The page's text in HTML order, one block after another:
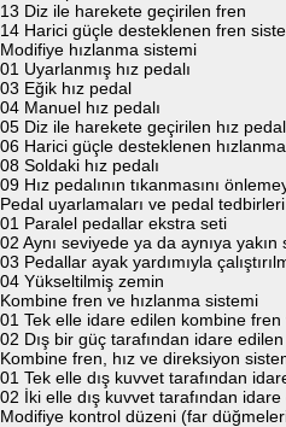
13 Diz ile harekete geçirilen fren
14 Harici güçle desteklenen fren
Modifiye hızlanma sistemi
01 Uyarlanmış hız pedalı
03 Eğik hız pedal
04 Manuel hız pedalı
05 Diz ile harekete geçirilen hız
06 Harici güçle desteklenen
08 Soldaki hız pedalı
09 Hız pedalının tıkanmasını
Pedal uyarlamaları ve pedal tedbirleri
01 Paralel pedallar ekstra seti
02 Aynı seviyede ya da aynıya
03 Pedallar ayak yardımıyla
04 Yükseltilmiş zemin
Kombine fren ve hızlanma sistemi
01 Tek elle idare edilen kombine fren
02 Dış bir güç tarafından idare
Kombine fren, hız ve direksiyon
01 Tek elle dış kuvvet tarafından
02 İki elle dış kuvvet tarafından
Modifiye kontrol düzeni (far